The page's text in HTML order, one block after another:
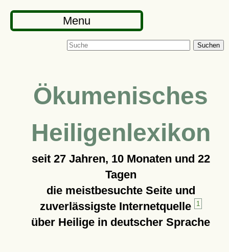
Menu
Suchen
Ökumenisches
Heiligenlexikon
seit 27 Jahren, 10 Monaten und 22
Tagen
die meistbesuchte Seite und
zuverlässigste Internetquelle
1
über Heilige in deutscher Sprache